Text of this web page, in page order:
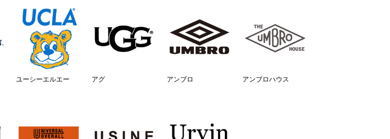
ユーシーエルエー アグ アンブロ アンブロハウス